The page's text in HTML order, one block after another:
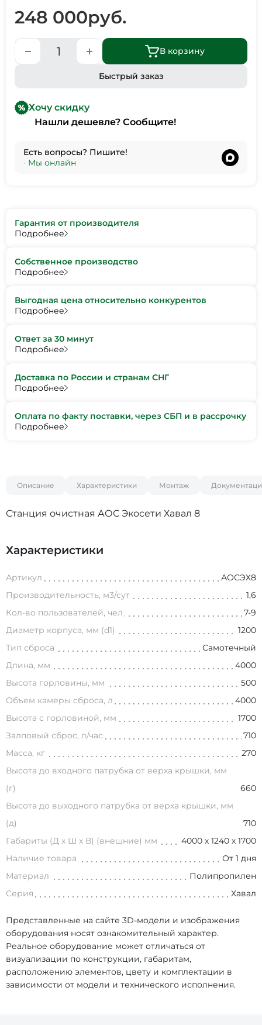
248 000руб.
В корзину
Быстрый заказ
Хочу скидку
Нашли дешевле? Сообщите!
Есть вопросы? Пишите!
• Мы онлайн
Гарантия от производителя
Подробнее
Собственное производство
Подробнее
Выгодная цена относительно конкурентов
Подробнее
Ответ за 30 минут
Подробнее
Доставка по России и странам СНГ
Подробнее
Оплата по факту поставки, через СБП и в рассрочку
Подробнее
Описание Характеристики Монтаж
Станция очистная АОС Экосети Хавал 8
Характеристики
Артикул
АОСЭХ8
Производительность, м3/сут
1,6
Кол-во пользователей, чел
7-9
Диаметр корпуса, мм (d1)
1200
Тип сброса
Самотечный
Длина, мм
4000
Высота горловины, мм
500
Объем камеры сброса, л
4000
Высота с горловиной, мм
1700
Залповый сброс, л/час
710
Масса, кг
270
Высота до входного патрубка от верха крышки, мм
(г)
660
Высота до выходного патрубка от верха крышки, мм
(д)
710
Габариты (Д х Ш х В) (внешние) мм
4000 х 1240 х 1700
Наличие товара
От 1 дня
Материал
Полипропилен
Серия
Хавал
Представленные на сайте 3D-модели и изображения
оборудования носят ознакомительный характер.
Реальное оборудование может отличаться от
визуализации по конструкции, габаритам,
расположению элементов, цвету и комплектации в
зависимости от модели и технического исполнения.